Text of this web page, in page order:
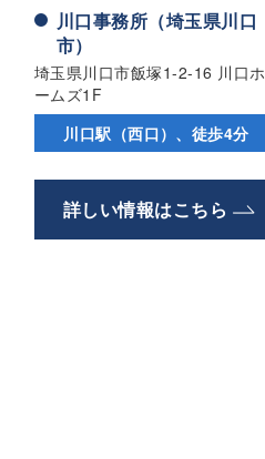
川口事務所（埼玉県川口
市）
埼玉県川口市飯塚1-2-16 川口ホ
ームズ1F
川口駅（西口）、徒歩4分
詳しい情報はこちら